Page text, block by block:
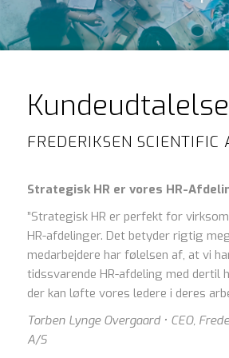
Kundeudtalelse
FREDERIKSEN SCIENTIFIC
Strategisk HR er vores HR-
”Strategisk HR er perfekt for
HR-afdelinger. Det betyder rigtig
medarbejdere har følelsen af, at vi
tidssvarende HR-afdeling med dertil
der kan løfte vores ledere i deres
Torben Lynge Overgaard • CEO,
A/S